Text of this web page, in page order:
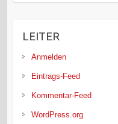
LEITER
Anmelden
Eintrags-Feed
Kommentar-Feed
WordPress.org